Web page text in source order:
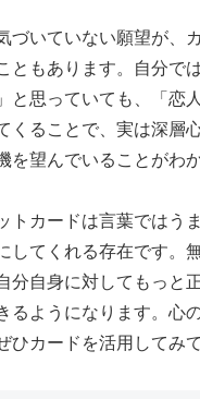
づいていない願望が、
ともあります。自分で
と思っていても、「恋
くることで、実は深層
を望んでいることがわ
トカードは言葉ではう
してくれる存在です。
分自身に対してもっと
るようになります。心
ひカードを活用してみ